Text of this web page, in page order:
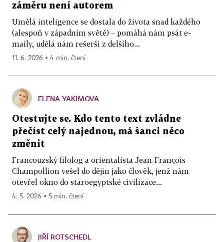
záměru není autorem
Umělá inteligence se dostala do života snad každého
(alespoň v západním světě) – pomáhá nám psát e-
maily, udělá nám rešerši z delšího...
11. 6. 2026 ▪ 4 min. čtení
ELENA YAKIMOVA
Otestujte se. Kdo tento text zvládne
přečíst celý najednou, má šanci něco
změnit
Francouzský filolog a orientalista Jean‑François
Champollion vešel do dějin jako člověk, jenž nám
otevřel okno do staroegyptské civilizace...
4. 5. 2026 ▪ 5 min. čtení
JIŘÍ ROTSCHEDL